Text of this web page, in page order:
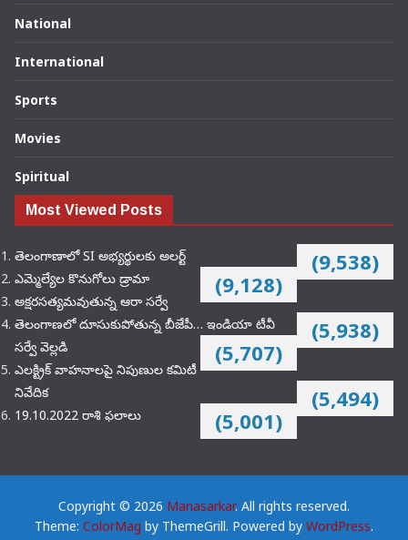
National
International
Sports
Movies
Spiritual
Most Viewed Posts
తెలంగాణాలో SI అభ్యర్థులకు అలర్ట్ (9,538)
ఎమ్మెల్యేల కొనుగోలు డ్రామా (9,128)
అక్షరసత్యమవుతున్న ఆరా సర్వే
(5,938)
తెలంగాణలో దూసుకుపోతున్న బీజేపీ… ఇండియా టీవీ
సర్వే వెల్లడి
(5,707)
ఎలక్ట్రిక్‌ వాహనాలపై నిపుణుల కమిటీ
నివేదిక
(5,494)
19.10.2022 రాశి ఫలాలు (5,001)
Copyright © 2026 Manasarkar. All rights reserved.
Theme: ColorMag by ThemeGrill. Powered by WordPress.